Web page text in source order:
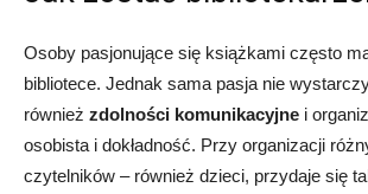
Osoby pasjonujące się książkami często
bibliotece. Jednak sama pasja nie
również zdolności komunikacyjne i
osobista i dokładność. Przy organizacji
czytelników – również dzieci, przydaje się